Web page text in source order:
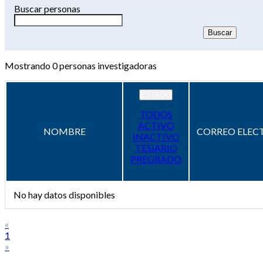
Buscar personas
Mostrando0personas investigadoras
NOMBRE
TODOS
ACTIVO
INACTIVO
TESIARIO
PREGRADO
CORREO
No hay datos disponibles
«
1
»